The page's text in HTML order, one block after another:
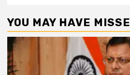
YOU MAY HAVE